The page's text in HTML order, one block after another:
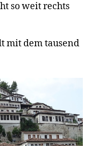
so weit rechts
mit dem tausend